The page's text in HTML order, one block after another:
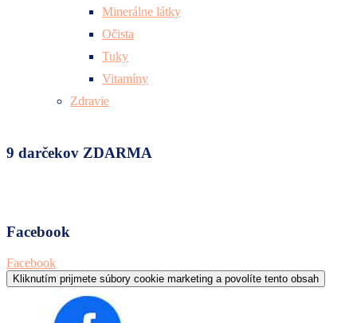
Minerálne látky
Očista
Tuky
Vitamíny
Zdravie
9 darčekov ZDARMA
Facebook
Facebook
Kliknutím prijmete súbory cookie marketing a povolíte tento obsah